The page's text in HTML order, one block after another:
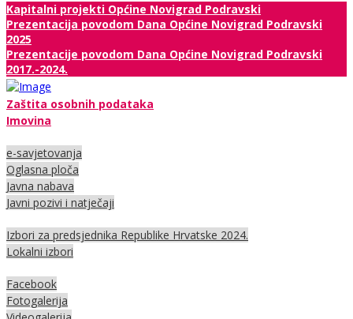
Kapitalni projekti Općine Novigrad Podravski
Prezentacija povodom Dana Općine Novigrad Podravski
2025
Prezentacije povodom Dana Općine Novigrad Podravski
2017.-2024.
Zaštita osobnih podataka
Imovina
e-savjetovanja
Oglasna ploča
Javna nabava
Javni pozivi i natječaji
Izbori za predsjednika Republike Hrvatske 2024.
Lokalni izbori
Facebook
Fotogalerija